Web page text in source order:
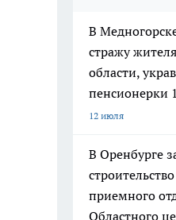
В
стражу
области,
пенсионерки
12 июля
В Оренбурге
приемного
Областного